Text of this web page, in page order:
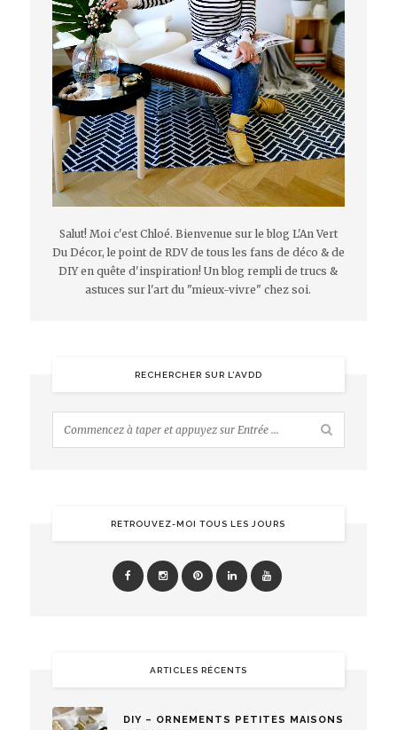
Salut! Moi c'est Chloé. Bienvenue sur le blog L'An Vert
Du Décor, le point de RDV de tous les fans de déco & de
DIY en quête d'inspiration! Un blog rempli de trucs &
astuces sur l'art du "mieux-vivre" chez soi.
RECHERCHER SUR L’AVDD
RETROUVEZ-MOI TOUS LES JOURS
ARTICLES RÉCENTS
DIY – ORNEMENTS PETITES MAISONS